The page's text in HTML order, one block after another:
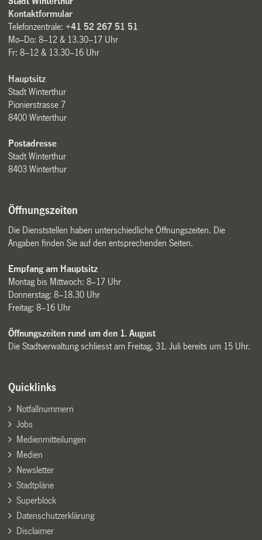
Kontaktformular
Telefonzentrale:+41 52 267 51 51
Mo–Do: 8–12 & 13.30–17 Uhr
Fr: 8–12 & 13.30–16 Uhr
Hauptsitz
Stadt Winterthur
Pionierstrasse 7
8400 Winterthur
Postadresse
Stadt Winterthur
8403 Winterthur
Öffnungszeiten
Die Dienststellen haben unterschiedliche Öffnungszeiten. Die
Angaben finden Sie auf den entsprechenden Seiten.
Empfang am Hauptsitz
Montag bis Mittwoch: 8–17 Uhr
Donnerstag: 8–18.30 Uhr
Freitag: 8–16 Uhr
Öffnungszeiten rund um den 1. August
Die Stadtverwaltung schliesst am Freitag, 31. Juli bereits um 15 Uhr.
Quicklinks
Notfallnummern
Jobs
Medienmitteilungen
Medien
Newsletter
Stadtpläne
Superblock
Datenschutzerklärung
Disclaimer